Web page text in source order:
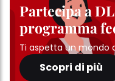
Partecipa a
programma
Ti aspetta un mondo
Scopri di più